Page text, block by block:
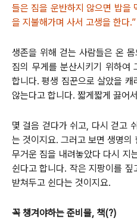
들은 짐을 운반하지 않으면 밥을
을 지불해가며 사서 고생을 한다.”
생존을 위해 걷는 사람들은 온
짐의 무게를 분산시키기 위하여
합니다. 평생 짐꾼으로 살았을 캐
않는다고 합니다. 짧게짧게 끓어
몇 걸음 걷다가 쉬고, 다시 걷고
는 것이지요. 그러고 보면 생명의
무거운 짐을 내려놓았다 다시 지
쉰다고 합니다. 작은 지팡이를
받쳐두고 쉰다는 것이지요.
꼭 챙겨야하는 준비물, 책(?)